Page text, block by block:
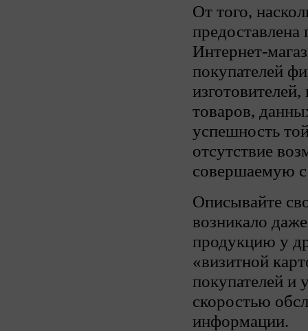
От того,
предоставлена
Интернет-
покупателей
товаров,
успешность
отсутствие
совершаемую
Описывайте
возникало
продукцию у
«визитной
покупателей и
скоростью
информации.